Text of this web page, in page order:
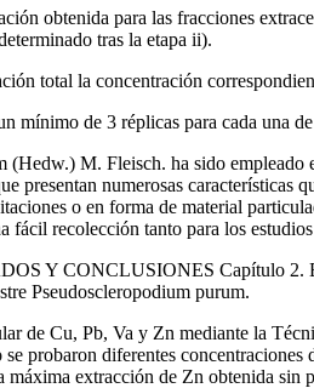
obtenida para las fracciones
tras la etapa ii).
total la concentración
mínimo de 3 réplicas para cada una
M. Fleisch. ha sido
presentan numerosas
o en forma de material
fácil recolección tanto para los
Y CONCLUSIONES Capítulo 2.
Pseudoscleropodium purum.
de Cu, Pb, Va y Zn mediante la
probaron diferentes
máxima extracción de Zn obtenida